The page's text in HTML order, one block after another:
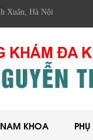
NAM KHOA